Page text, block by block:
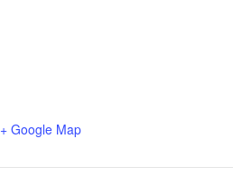
+ Google Map